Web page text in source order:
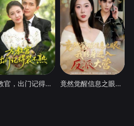
方教官，出门记得装不熟 竟然觉醒信息之眼，我转身进入反派大营